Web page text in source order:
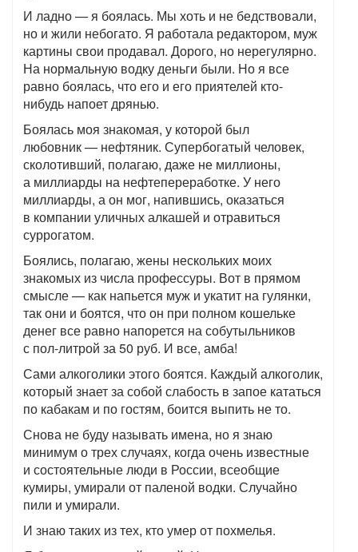
И ладно — я боялась. Мы хоть и не бедствовали,
но и жили небогато. Я работала редактором, муж
картины свои продавал. Дорого, но нерегулярно.
На нормальную водку деньги были. Но я все
равно боялась, что его и его приятелей кто-
нибудь напоет дрянью.
Боялась моя знакомая, у которой был
любовник — нефтяник. Супербогатый человек,
сколотивший, полагаю, даже не миллионы,
а миллиарды на нефтепереработке. У него
миллиарды, а он мог, напившись, оказаться
в компании уличных алкашей и отравиться
суррогатом.
Боялись, полагаю, жены нескольких моих
знакомых из числа профессуры. Вот в прямом
смысле — как напьется муж и укатит на гулянки,
так они и боятся, что он при полном кошельке
денег все равно напорется на собутыльников
с пол-литрой за 50 руб. И все, амба!
Сами алкоголики этого боятся. Каждый алкоголик,
который знает за собой слабость в запое кататься
по кабакам и по гостям, боится выпить не то.
Снова не буду называть имена, но я знаю
минимум о трех случаях, когда очень известные
и состоятельные люди в России, всеобщие
кумиры, умирали от паленой водки. Случайно
пили и умирали.
И знаю таких из тех, кто умер от похмелья.